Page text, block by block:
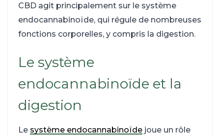
CBD agit principalement sur le système
endocannabinoïde, qui régule de nombreuses
fonctions corporelles, y compris la digestion.
Le système
endocannabinoïde et la
digestion
Le système endocannabinoïdejoue un rôle